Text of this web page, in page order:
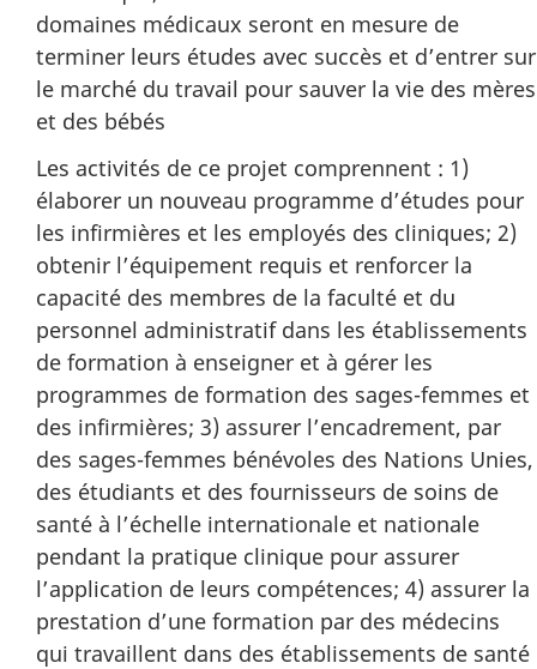
domaines médicaux seront en mesure de
terminer leurs études avec succès et d’entrer sur
le marché du travail pour sauver la vie des mères
et des bébés
Les activités de ce projet comprennent : 1)
élaborer un nouveau programme d’études pour
les infirmières et les employés des cliniques; 2)
obtenir l’équipement requis et renforcer la
capacité des membres de la faculté et du
personnel administratif dans les établissements
de formation à enseigner et à gérer les
programmes de formation des sages-femmes et
des infirmières; 3) assurer l’encadrement, par
des sages-femmes bénévoles des Nations Unies,
des étudiants et des fournisseurs de soins de
santé à l’échelle internationale et nationale
pendant la pratique clinique pour assurer
l’application de leurs compétences; 4) assurer la
prestation d’une formation par des médecins
qui travaillent dans des établissements de santé